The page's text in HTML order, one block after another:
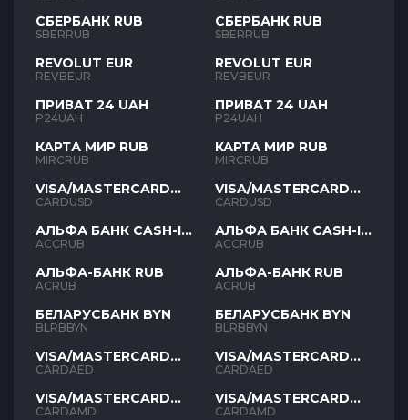
СБЕРБАНК RUB
SBERRUB
REVOLUT EUR
REVBEUR
ПРИВАТ 24 UAH
P24UAH
КАРТА МИР RUB
MIRCRUB
VISA/MASTERCARD
USD
CARDUSD
АЛЬФА БАНК CASH-IN
RUB
ACCRUB
АЛЬФА-БАНК RUB
ACRUB
БЕЛАРУСБАНК BYN
BLRBBYN
VISA/MASTERCARD
AED
CARDAED
VISA/MASTERCARD
AMD
CARDAMD
СБЕРБАНК RUB
SBERRUB
REVOLUT EUR
REVBEUR
ПРИВАТ 24 UAH
P24UAH
КАРТА МИР RUB
MIRCRUB
VISA/MASTERCARD
USD
CARDUSD
АЛЬФА БАНК CASH-IN
RUB
ACCRUB
АЛЬФА-БАНК RUB
ACRUB
БЕЛАРУСБАНК BYN
BLRBBYN
VISA/MASTERCARD
AED
CARDAED
VISA/MASTERCARD
AMD
CARDAMD